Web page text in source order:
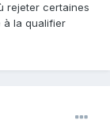
rejeter certaines
à la qualifier